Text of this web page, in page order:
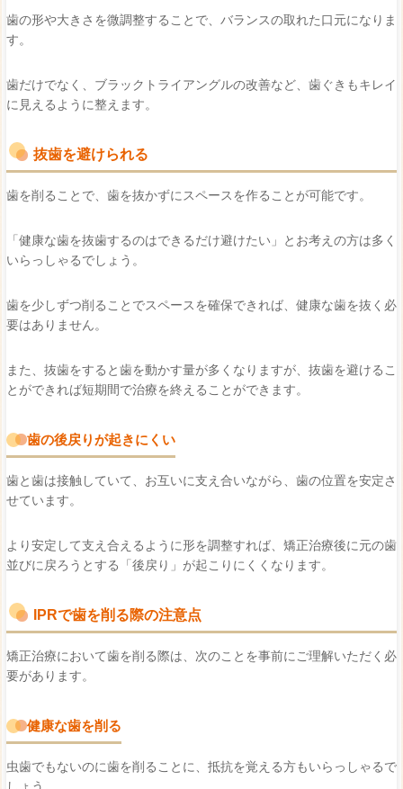
歯の形や大きさを微調整することで、バランスの取れた口元になりま
す。
歯だけでなく、ブラックトライアングルの改善など、歯ぐきもキレイ
に見えるように整えます。
抜歯を避けられる
歯を削ることで、歯を抜かずにスペースを作ることが可能です。
「健康な歯を抜歯するのはできるだけ避けたい」とお考えの方は多く
いらっしゃるでしょう。
歯を少しずつ削ることでスペースを確保できれば、健康な歯を抜く必
要はありません。
また、抜歯をすると歯を動かす量が多くなりますが、抜歯を避けるこ
とができれば短期間で治療を終えることができます。
歯の後戻りが起きにくい
歯と歯は接触していて、お互いに支え合いながら、歯の位置を安定さ
せています。
より安定して支え合えるように形を調整すれば、矯正治療後に元の歯
並びに戻ろうとする「後戻り」が起こりにくくなります。
IPRで歯を削る際の注意点
矯正治療において歯を削る際は、次のことを事前にご理解いただく必
要があります。
健康な歯を削る
虫歯でもないのに歯を削ることに、抵抗を覚える方もいらっしゃるで